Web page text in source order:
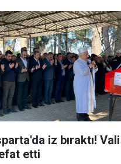
iz bıraktı! Vali
etti